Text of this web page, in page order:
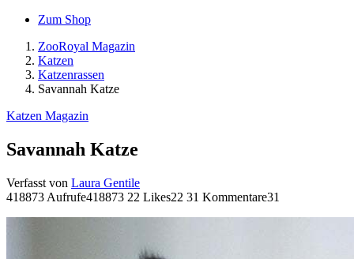
Zum Shop
ZooRoyal Magazin
Katzen
Katzenrassen
Savannah Katze
Katzen Magazin
Savannah Katze
Verfasst von Laura Gentile
418873 Aufrufe418873 22 Likes22 31 Kommentare31